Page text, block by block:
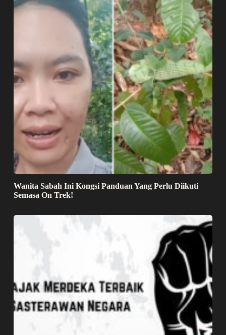
Wanita Sabah Ini Kongsi Panduan Yang Perlu Diikuti
Semasa On Trek!